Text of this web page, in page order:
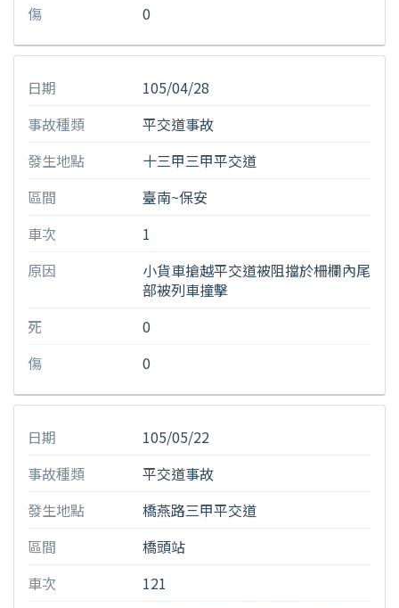
傷
0
日期
105/04/28
事故種類
平交道事故
發生地點
十三甲三甲平交道
區間
臺南~保安
車次
1
原因
小貨車搶越平交道被阻擋於柵欄內尾
部被列車撞擊
死
0
傷
0
日期
105/05/22
事故種類
平交道事故
發生地點
橋燕路三甲平交道
區間
橋頭站
車次
121